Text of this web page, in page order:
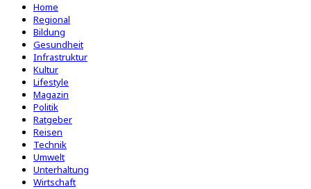
Home
Regional
Bildung
Gesundheit
Infrastruktur
Kultur
Lifestyle
Magazin
Politik
Ratgeber
Reisen
Technik
Umwelt
Unterhaltung
Wirtschaft